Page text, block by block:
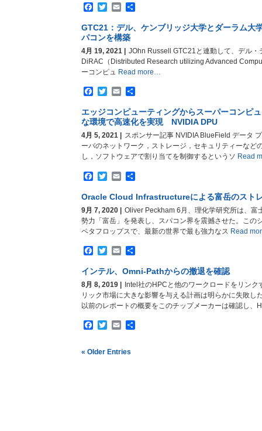
Facebook
TwitterEmail
共
GTC21：デル、ケンブリッジ大学とダーラム大
パコンを構築
4月 19, 2021 |
JOhn Russell GTC21と連動して、デル・
DiRAC（Distributed Research utilizing Advanced
ーコンピュ Read more…
Facebook
TwitterEmail
共
エッジコンピューティングからスーパーコンピ
な環境で高速化を実現 NVIDIA DPU
4月 5, 2021 |
スポンサー記事 NVIDIA BlueField データ
ーバのネットワーク，ストレージ，セキュリティーなど
し，ソフトウェアで割り当てを制御するというソ Read
Facebook
TwitterEmail
共
Oracle Cloud Infrastructureによる富岳のスト
9月 7, 2020 | Oliver Peckham 6月、理化学研究所は、富
勢力「富岳」を発表し、スパコン界を震撼させた。この
ペタフロップスで、最新の世界で最も強力なス Read
Facebook
TwitterEmail
共
インテル、Omni-Pathからの撤退を確認
8月 8, 2019 |
Intel社のHPCと他のワークロードをリン
リック市場に大きな影響を与える計画は明らかに失敗し
以前のレポートの概要をこのチップメーカーは確認し、H
Facebook
TwitterEmail
共
« Older Entries